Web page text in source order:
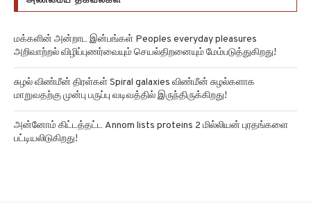
மக்களின் அன்றாட இன்பங்கள் Peoples everyday pleasures
அறிவாற்றல் விழிப்புணர்வையும் செயல்திறனையும் மேம்படுத்துகிறது!
சுழல் விண்மீன் திரள்கள் Spiral galaxies விண்மீன் சுழல்களாக
மாறுவதற்கு முன்பு பருப்பு வடிவத்தில் இருந்திருக்கிறது!
அன்னோம் கிட்டத்தட்ட Annom lists proteins 2 மில்லியன் புரதங்களை
பட்டியலிடுகிறது!